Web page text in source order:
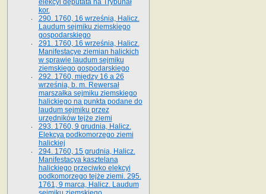
elekcyi deputata na Trybunał
kor.
290. 1760, 16 września, Halicz.
Laudum sejmiku ziemskiego
gospodarskiego
291. 1760, 16 września, Halicz.
Manifestacye ziemian halickich
w sprawie laudum sejmiku
ziemskiego gospodarskiego
292. 1760, między 16 a 26
września, b. m. Rewersał
marszałka sejmiku ziemskiego
halickiego na punkta podane do
laudum sejmiku przez
urzędników tejże ziemi
293. 1760, 9 grudnia, Halicz.
Elekcya podkomorzego ziemi
halickiej
294. 1760, 15 grudnia, Halicz.
Manifestacya kasztelana
halickiego przeciwko elekcyi
podkomorzego tejże ziemi. 295.
1761, 9 marca, Halicz. Laudum